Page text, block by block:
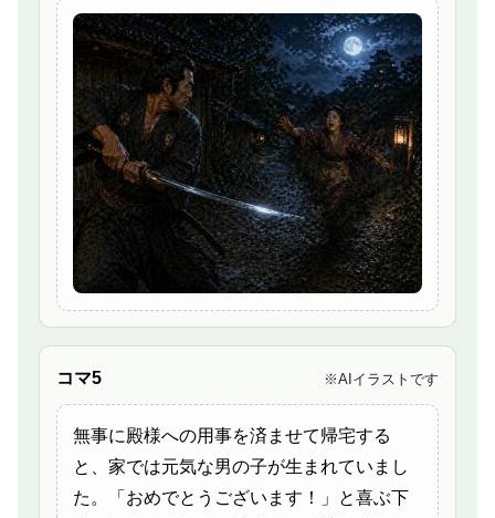
コマ5 ※AIイラストです
無事に殿様への用事を済ませて帰宅する
と、家では元気な男の子が生まれていまし
た。「おめでとうございます！」と喜ぶ下